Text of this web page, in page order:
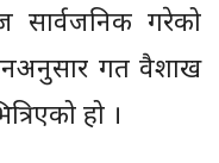
सार्वजनिक गरेको
गत वैशाख
हो ।